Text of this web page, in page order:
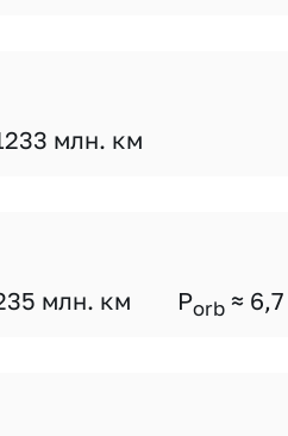
млн. км
млн. км Porb ≈ 6,7